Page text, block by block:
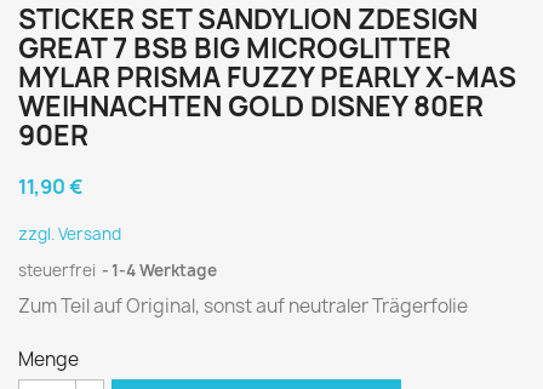
STICKER SET SANDYLION ZDESIGN
GREAT 7 BSB BIG MICROGLITTER
MYLAR PRISMA FUZZY PEARLY X-MAS
WEIHNACHTEN GOLD DISNEY 80ER
90ER
11,90 €
zzgl. Versand
steuerfrei
1-4 Werktage
Zum Teil auf Original, sonst auf neutraler Trägerfolie
Menge